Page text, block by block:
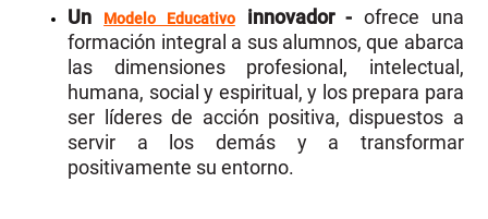
Un Modelo Educativoinnovador - ofrece una
formación integral a sus alumnos, que abarca
las dimensiones profesional, intelectual,
humana, social y espiritual, y los prepara para
ser líderes de acción positiva, dispuestos a
servir a los demás y a transformar
positivamente su entorno.